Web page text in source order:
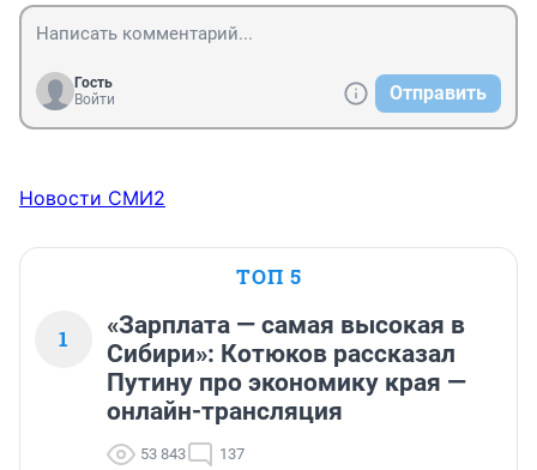
Гость
Войти
Отправить
Новости СМИ2
ТОП 5
1
«Зарплата — самая высокая в
Сибири»: Котюков рассказал
Путину про экономику края —
онлайн-трансляция
53 843 137